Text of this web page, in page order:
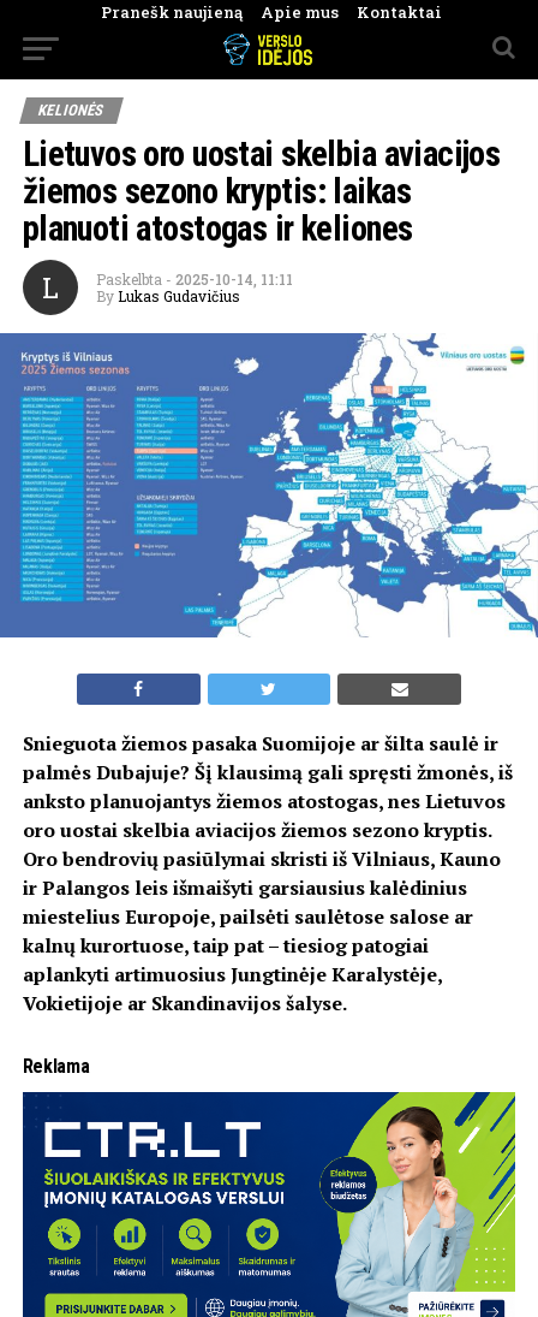
Pranešk naujieną Apie mus Kontaktai
KELIONĖS
Lietuvos oro uostai skelbia aviacijos
žiemos sezono kryptis: laikas
planuoti atostogas ir keliones
L Paskelbta - 2025-10-14, 11:11
By Lukas Gudavičius
Snieguota žiemos pasaka Suomijoje ar šilta saulė ir
palmės Dubajuje? Šį klausimą gali spręsti žmonės, iš
anksto planuojantys žiemos atostogas, nes Lietuvos
oro uostai skelbia aviacijos žiemos sezono kryptis.
Oro bendrovių pasiūlymai skristi iš Vilniaus, Kauno
ir Palangos leis išmaišyti garsiausius kalėdinius
miestelius Europoje, pailsėti saulėtose salose ar
kalnų kurortuose, taip pat – tiesiog patogiai
aplankyti artimuosius Jungtinėje Karalystėje,
Vokietijoje ar Skandinavijos šalyse.
Reklama